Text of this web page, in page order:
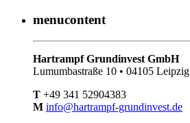
menucontent
Hartrampf Grundinvest GmbH
Lumumbastraße 10 • 04105 Leipzig
T +49 341 52904383
M info@hartrampf-grundinvest.de